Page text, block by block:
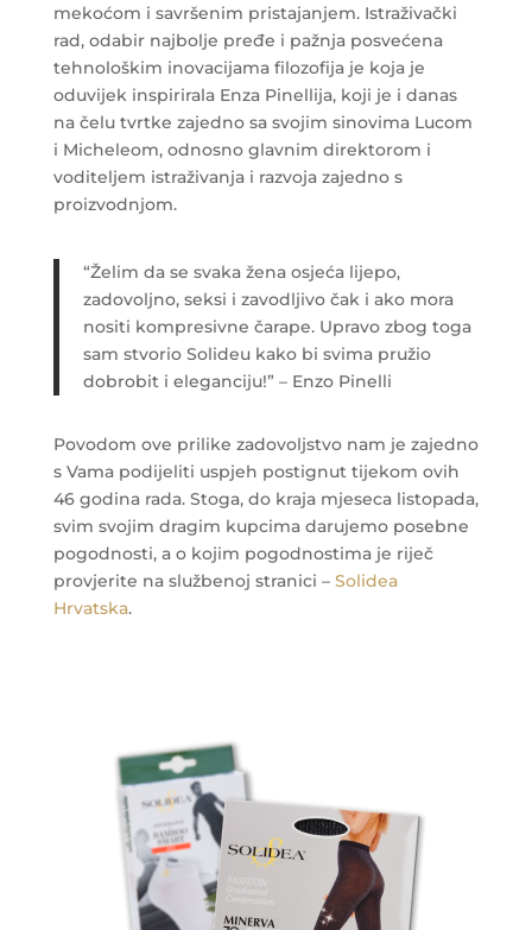
mekoćom i savršenim pristajanjem. Istraživački
rad, odabir najbolje pređe i pažnja posvećena
tehnološkim inovacijama filozofija je koja je
oduvijek inspirirala Enza Pinellija, koji je i danas
na čelu tvrtke zajedno sa svojim sinovima Lucom
i Micheleom, odnosno glavnim direktorom i
voditeljem istraživanja i razvoja zajedno s
proizvodnjom.
“Želim da se svaka žena osjeća lijepo,
zadovoljno, seksi i zavodljivo čak i ako mora
nositi kompresivne čarape. Upravo zbog toga
sam stvorio Solideu kako bi svima pružio
dobrobit i eleganciju!” – Enzo Pinelli
Povodom ove prilike zadovoljstvo nam je zajedno
s Vama podijeliti uspjeh postignut tijekom ovih
46 godina rada. Stoga, do kraja mjeseca listopada,
svim svojim dragim kupcima darujemo posebne
pogodnosti, a o kojim pogodnostima je riječ
provjerite na službenoj stranici – Solidea
Hrvatska.